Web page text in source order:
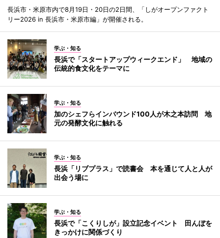
長浜市・米原市内で8月19日・20日の2日間、「しがオープンファクト
リー2026 in 長浜市・米原市編」が開催される。
学ぶ・知る
長浜で「スタートアップウィークエンド」 地域の
伝統的食文化をテーマに
学ぶ・知る
加のシェフらインバウンド100人が木之本訪問 地
元の発酵文化に触れる
学ぶ・知る
長浜「リブプラス」で読書会 本を通じて人と人が
出会う場に
学ぶ・知る
長浜で「こくりしが」設立記念イベント 田んぼを
きっかけに関係づくり